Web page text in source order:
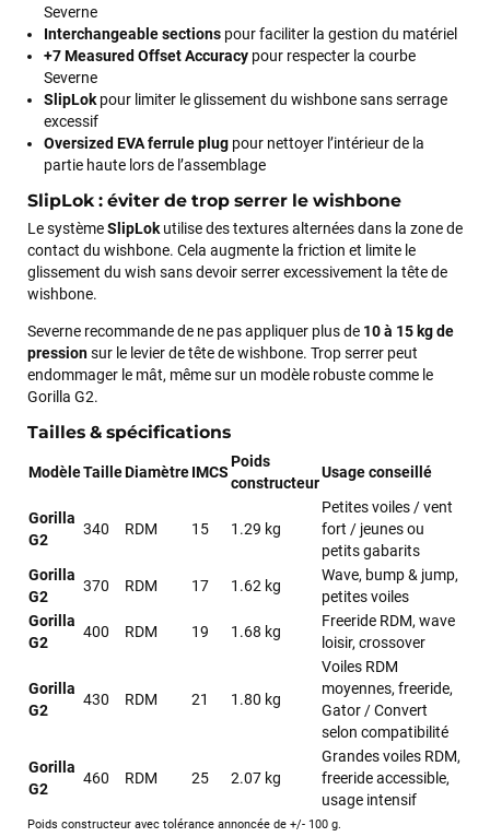
Severne
Interchangeable sections pour faciliter la gestion du matériel
+7 Measured Offset Accuracy pour respecter la courbe
Severne
SlipLok pour limiter le glissement du wishbone sans serrage
excessif
Oversized EVA ferrule plug pour nettoyer l’intérieur de la
partie haute lors de l’assemblage
SlipLok : éviter de trop serrer le wishbone
Le systèmeSlipLok utilise des textures alternées dans la zone de
contact du wishbone. Cela augmente la friction et limite le
glissement du wish sans devoir serrer excessivement la tête de
wishbone.
Severne recommande de ne pas appliquer plus de 10 à 15 kg de
pressionsur le levier de tête de wishbone. Trop serrer peut
endommager le mât, même sur un modèle robuste comme le
Gorilla G2.
Tailles & spécifications
ModèleTailleDiamètreIMCS
Poids
constructeur
Usage conseillé
Gorilla
G2
340 RDM 15 1.29 kg
Petites voiles / vent
fort / jeunes ou
petits gabarits
Gorilla
G2
370 RDM 17 1.62 kg
Wave, bump & jump,
petites voiles
Gorilla
G2
400 RDM 19 1.68 kg
Freeride RDM, wave
loisir, crossover
Gorilla
G2
430 RDM 21 1.80 kg
Voiles RDM
moyennes, freeride,
Gator / Convert
selon compatibilité
Gorilla
G2
460 RDM 25 2.07 kg
Grandes voiles RDM,
freeride accessible,
usage intensif
Poids constructeur avec tolérance annoncée de +/- 100 g.
François
il y a un mois
J’ai commandé un pack via leur site internet. À peine la
commande validée, le magasin m’a appelé pour confirmer
avec moi les caractéristiques des équipements, me conseiller
sur le matériel à choisir, et m’a même offert du matériel en
plus. Niveau réactivité, c’est au top : la commande est partie
le lendemain, et j’ai bien reçu tout le matériel dans un colis
propre et soigné. Plus qu’à tester ça sur l’eau ! Je
recommande vivement ce magasin pour son